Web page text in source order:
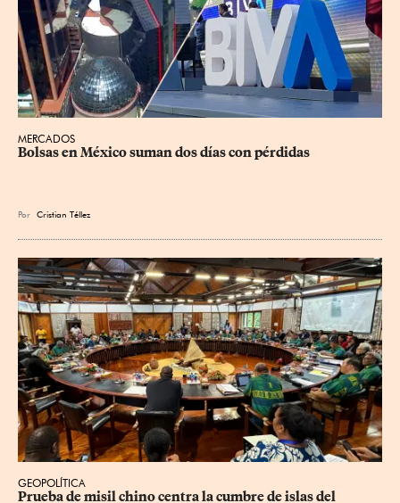
MERCADOS
Bolsas en México suman dos días con pérdidas
Por Cristian Téllez
GEOPOLÍTICA
Prueba de misil chino centra la cumbre de islas del